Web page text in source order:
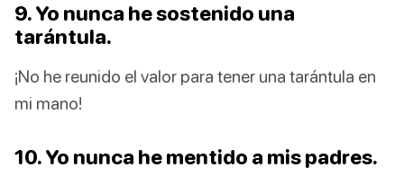
9. Yo nunca he sostenido una
tarántula.
¡No he reunido el valor para tener una tarántula en
mi mano!
10. Yo nunca he mentido a mis padres.